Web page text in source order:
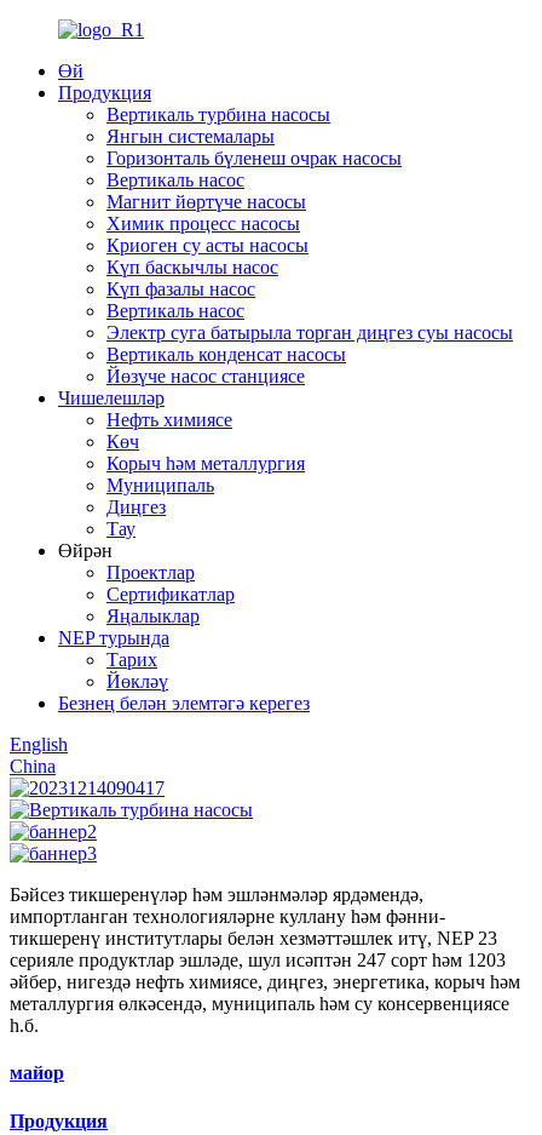
Өй
Продукция
Вертикаль турбина насосы
Янгын системалары
Горизонталь бүленеш очрак насосы
Вертикаль насос
Магнит йөртүче насосы
Химик процесс насосы
Криоген су асты насосы
Күп баскычлы насос
Күп фазалы насос
Вертикаль насос
Электр суга батырыла торган диңгез суы насосы
Вертикаль конденсат насосы
Йөзүче насос станциясе
Чишелешләр
Нефть химиясе
Көч
Корыч һәм металлургия
Муниципаль
Диңгез
Тау
Өйрән
Проектлар
Сертификатлар
Яңалыклар
NEP турында
Тарих
Йөкләү
Безнең белән элемтәгә керегез
English
China
Бәйсез тикшеренүләр һәм эшләнмәләр ярдәмендә,
импортланган технологияләрне куллану һәм фәнни-
тикшеренү институтлары белән хезмәттәшлек итү, NEP 23
серияле продуктлар эшләде, шул исәптән 247 сорт һәм 1203
әйбер, нигездә нефть химиясе, диңгез, энергетика, корыч һәм
металлургия өлкәсендә, муниципаль һәм су консервенциясе
һ.б.
майор
Продукция